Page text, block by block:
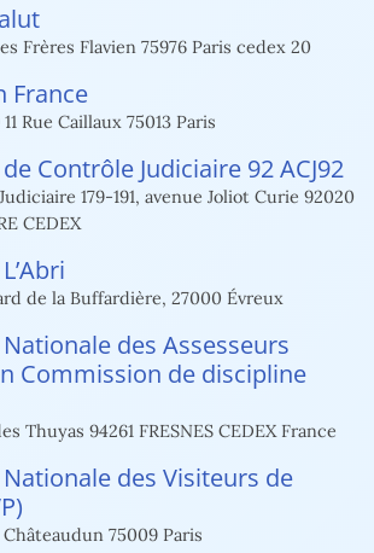
Frères Flavien 75976 Paris cedex 20
France
Rue Caillaux 75013 Paris
Contrôle Judiciaire 92 ACJ92
179-191, avenue Joliot Curie 92020
CEDEX
de la Buffardière, 27000 Évreux
des Assesseurs
Commission de discipline
Thuyas 94261 FRESNES CEDEX France
des Visiteurs de
Châteaudun 75009 Paris